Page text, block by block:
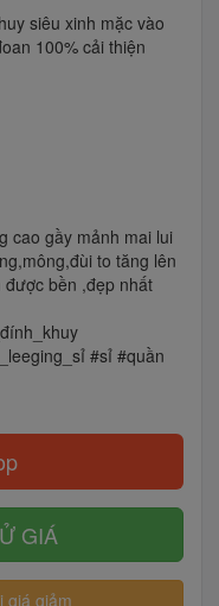
siêu xinh mặc vào
100% cải thiện
cao gầy mảnh mai lui
to tăng lên
bền ,đẹp nhất
#sỉ #quần
GIÁ
giá giảm